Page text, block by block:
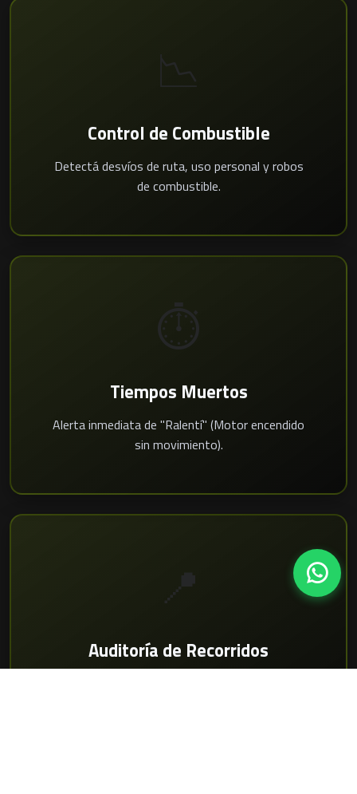
📉
Control de Combustible
Detectá desvíos de ruta, uso personal y robos
de combustible.
⏱️
Tiempos Muertos
Alerta inmediata de "Ralentí" (Motor encendido
sin movimiento).
📍
Auditoría de Recorridos